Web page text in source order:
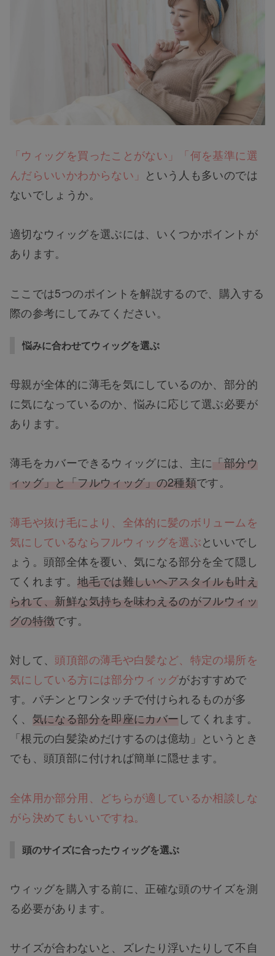
「ウィッグを買ったことがない」「何を基準に選
んだらいいかわからない」 という人も多いのでは
ないでしょうか。
適切なウィッグを選ぶには、いくつかポイントが
あります。
ここでは5つのポイントを解説するので、購入する
際の参考にしてみてください。
悩みに合わせてウィッグを選ぶ
母親が全体的に薄毛を気にしているのか、部分的
に気になっているのか、悩みに応じて選ぶ必要が
あります。
薄毛をカバーできるウィッグには、主に 「部分ウ
ィッグ」と「フルウィッグ」の2種類です。
薄毛や抜け毛により、全体的に髪のボリュームを
気にしているならフルウィッグを選ぶといいでし
ょう。頭部全体を覆い、気になる部分を全て隠し
てくれます。地毛では難しいヘアスタイルも叶え
られて、新鮮な気持ちを味わえるのがフルウィッ
グの特徴です。
対して、 頭頂部の薄毛や白髪など、特定の場所を
気にしている方には部分ウィッグがおすすめで
す。パチンとワンタッチで付けられるものが多
く、 気になる部分を即座にカバーしてくれます。
「根元の白髪染めだけするのは億劫」というとき
でも、頭頂部に付ければ簡単に隠せます。
全体用か部分用、どちらが適しているか相談しな
がら決めてもいいですね。
頭のサイズに合ったウィッグを選ぶ
ウィッグを購入する前に、正確な頭のサイズを測
る必要があります。
サイズが合わないと、ズレたり浮いたりして不自